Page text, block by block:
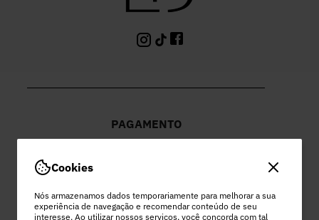
Cookies
Nós armazenamos dados temporariamente para melhorar a sua
experiência de navegação e recomendar conteúdo de seu
interesse. Ao utilizar nossos serviços, você concorda com tal
PAGAMENTO
PEC COMERCIO DO VESTUARIO LTDA